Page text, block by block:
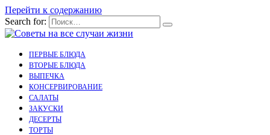
Перейти к содержанию
Search for:
ПЕРВЫЕ БЛЮДА
ВТОРЫЕ БЛЮДА
ВЫПЕЧКА
КОНСЕРВИРОВАНИЕ
САЛАТЫ
ЗАКУСКИ
ДЕСЕРТЫ
ТОРТЫ